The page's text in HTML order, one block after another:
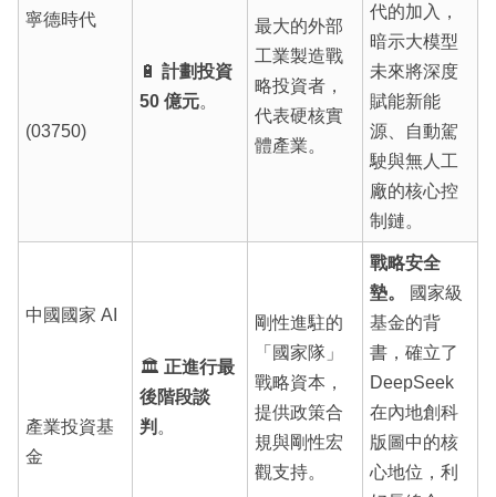
寧德時代
(03750)
🔋 計劃投資
50 億元。
最大的外部
工業製造戰
略投資者，
代表硬核實
體產業。
代的加入，
暗示大模型
未來將深度
賦能新能
源、自動駕
駛與無人工
廠的核心控
制鏈。
中國國家 AI
產業投資基
金
🏛️ 正進行最
後階段談
判 。
剛性進駐的
「國家隊」
戰略資本，
提供政策合
規與剛性宏
觀支持。
戰略安全
墊。
國家級
基金的背
書，確立了
DeepSeek
在內地創科
版圖中的核
心地位，利